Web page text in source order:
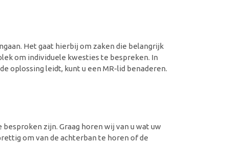
Het gaat hierbij om zaken die belangrijk
om individuele kwesties te bespreken. In
oplossing leidt, kunt u een MR-lid benaderen.
zijn. Graag horen wij van u wat uw
om van de achterban te horen of de